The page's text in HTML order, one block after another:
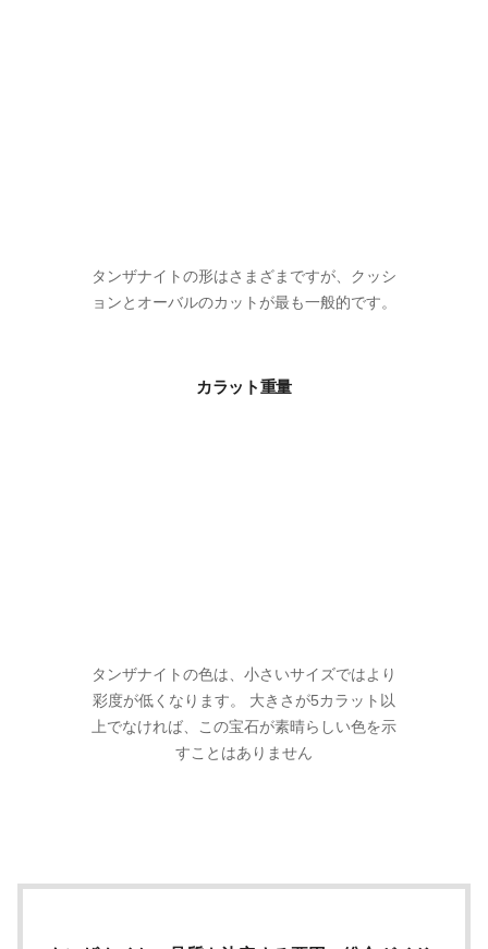
タンザナイトの形はさまざまですが、クッシ
ョンとオーバルのカットが最も一般的です。
カラット重量
タンザナイトの色は、小さいサイズではより
彩度が低くなります。 大きさが5カラット以
上でなければ、この宝石が素晴らしい色を示
すことはありません